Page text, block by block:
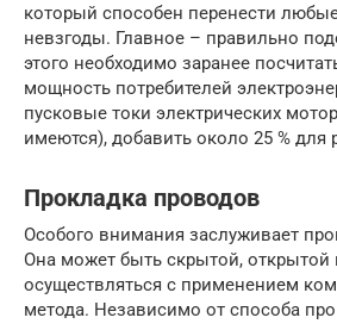
который способен перенести
невзгоды. Главное – правильно
этого необходимо заранее
мощность потребителей
пусковые токи электрических
имеются), добавить около 25 % для
Прокладка проводов
Особого внимания заслуживает
Она может быть скрытой, открытой
осуществляться с применением
метода. Независимо от способа